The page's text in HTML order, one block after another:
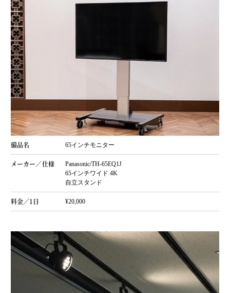
65インチモニター
Panasonic/TH-65EQ1J
65インチワイド 4K
自立スタンド
¥20,000